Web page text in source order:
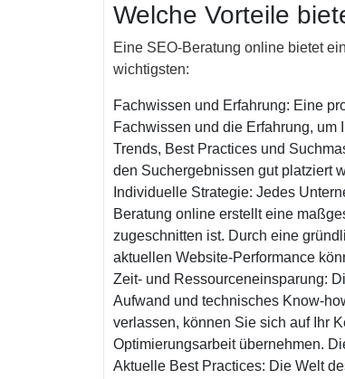
Welche Vorteile
Eine SEO-Beratung online bietet
wichtigsten:
Fachwissen und Erfahrung: Eine
Fachwissen und die Erfahrung, um
Trends, Best Practices und
den Suchergebnissen gut platziert
Individuelle Strategie: Jedes
Beratung online erstellt eine
zugeschnitten ist. Durch eine
aktuellen Website-Performance
Zeit- und Ressourceneinsparung:
Aufwand und technisches Know-
verlassen, können Sie sich auf Ihr
Optimierungsarbeit übernehmen.
Aktuelle Best Practices: Die Welt